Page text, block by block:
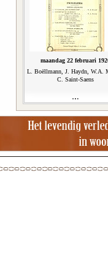
maandag 22 februari
L. Boëllmann, J. Haydn, W.A.
C. Saint-Saens